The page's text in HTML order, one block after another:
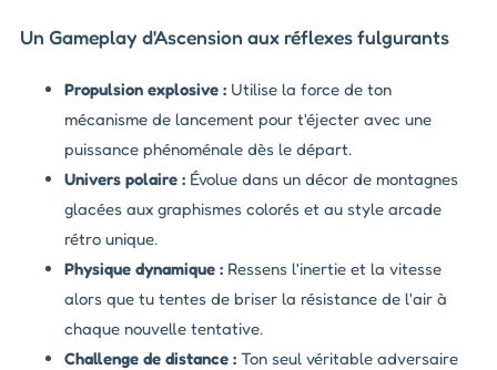
Un Gameplay d'Ascension aux réflexes fulgurants
Propulsion explosive : Utilise la force de ton
mécanisme de lancement pour t'éjecter avec une
puissance phénoménale dès le départ.
Univers polaire : Évolue dans un décor de montagnes
glacées aux graphismes colorés et au style arcade
rétro unique.
Physique dynamique : Ressens l'inertie et la vitesse
alors que tu tentes de briser la résistance de l'air à
chaque nouvelle tentative.
Challenge de distance : Ton seul véritable adversaire